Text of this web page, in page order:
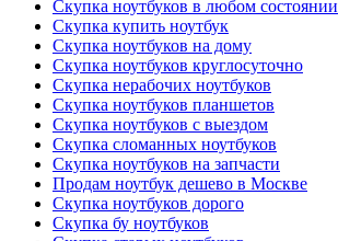
Скупка ноутбуков в любом состоянии
Скупка купить ноутбук
Скупка ноутбуков на дому
Скупка ноутбуков круглосуточно
Скупка нерабочих ноутбуков
Скупка ноутбуков планшетов
Скупка ноутбуков с выездом
Скупка сломанных ноутбуков
Скупка ноутбуков на запчасти
Продам ноутбук дешево в Москве
Скупка ноутбуков дорого
Скупка бу ноутбуков